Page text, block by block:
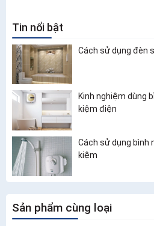
Tin nổi bật
Cách sử dụng đèn
Kinh nghiệm dùng
kiệm điện
Cách sử dụng bình
kiệm
Sản phẩm cùng loại